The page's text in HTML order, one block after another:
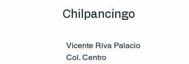
Chilpancingo
Vicente Riva Palacio
Col. Centro